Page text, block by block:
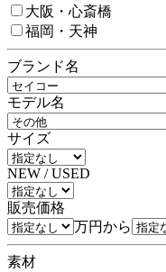
大阪・心斎橋
福岡・天神
ブランド名
モデル名
サイズ
NEW / USED
販売価格
万円から
素材